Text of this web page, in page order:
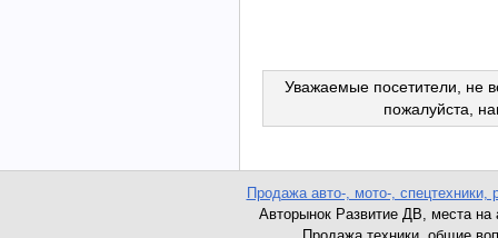
Уважаемые посетители, не
пожалуйста,
Продажа авто-, мото-, спецтехники,
Авторынок Развитие ДВ, места на